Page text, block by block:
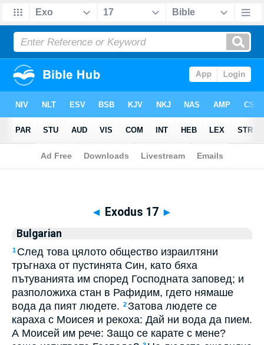
Biblia>Bulgarian > Exodus 17
◄ Exodus 17 ►
Bulgarian
1 След това цялото общество израилтяни
тръгнаха от пустинята Син, като бяха
пътуванията им според Господната заповед; и
разположиха стан в Рафидим, гдето нямаше
вода да пият людете. 2Затова людете се
караха с Моисея и рекоха: Дай ни вода да пием.
А Моисей им рече: Защо се карате с мене?